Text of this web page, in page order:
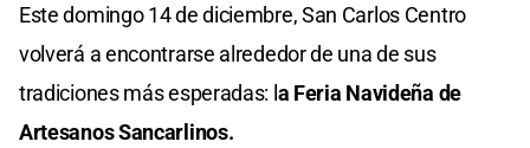
Este domingo 14 de diciembre, San Carlos Centro
volverá a encontrarse alrededor de una de sus
tradiciones más esperadas: l a Feria Navideña de
Artesanos Sancarlinos.